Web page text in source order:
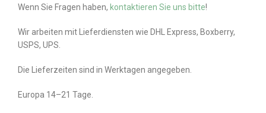
Wenn Sie Fragen haben, kontaktieren Sie uns bitte!
Wir arbeiten mit Lieferdiensten wie DHL Express, Boxberry,
USPS, UPS.
Die Lieferzeiten sind in Werktagen angegeben.
Europa 14–21 Tage.